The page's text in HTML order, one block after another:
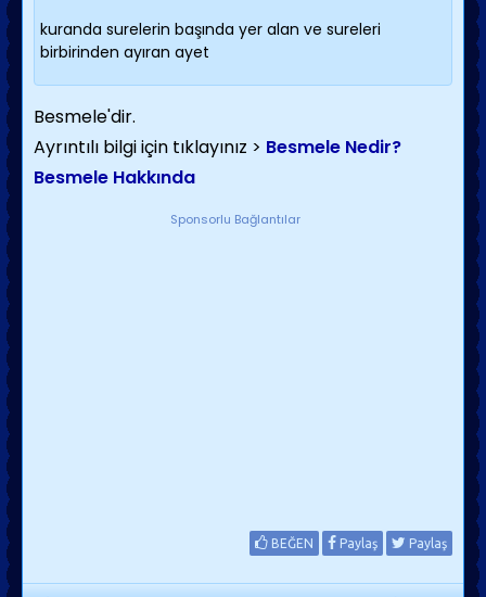
kuranda surelerin başında yer alan ve sureleri
birbirinden ayıran ayet
Besmele'dir.
Ayrıntılı bilgi için tıklayınız > Besmele Nedir?
Besmele Hakkında
Sponsorlu Bağlantılar
BEĞEN Paylaş Paylaş